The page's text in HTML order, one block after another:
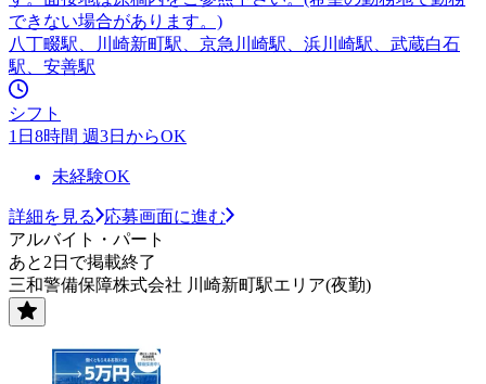
できない場合があります。)
八丁畷駅、川崎新町駅、京急川崎駅、浜川崎駅、武蔵白石
駅、安善駅
シフト
1日8時間 週3日からOK
未経験OK
詳細を見る
応募画面に進む
アルバイト・パート
あと2日で掲載終了
三和警備保障株式会社 川崎新町駅エリア(夜勤)